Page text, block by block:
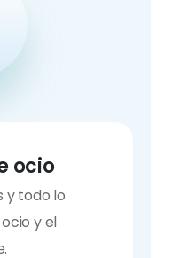
ocio
y todo lo
y el